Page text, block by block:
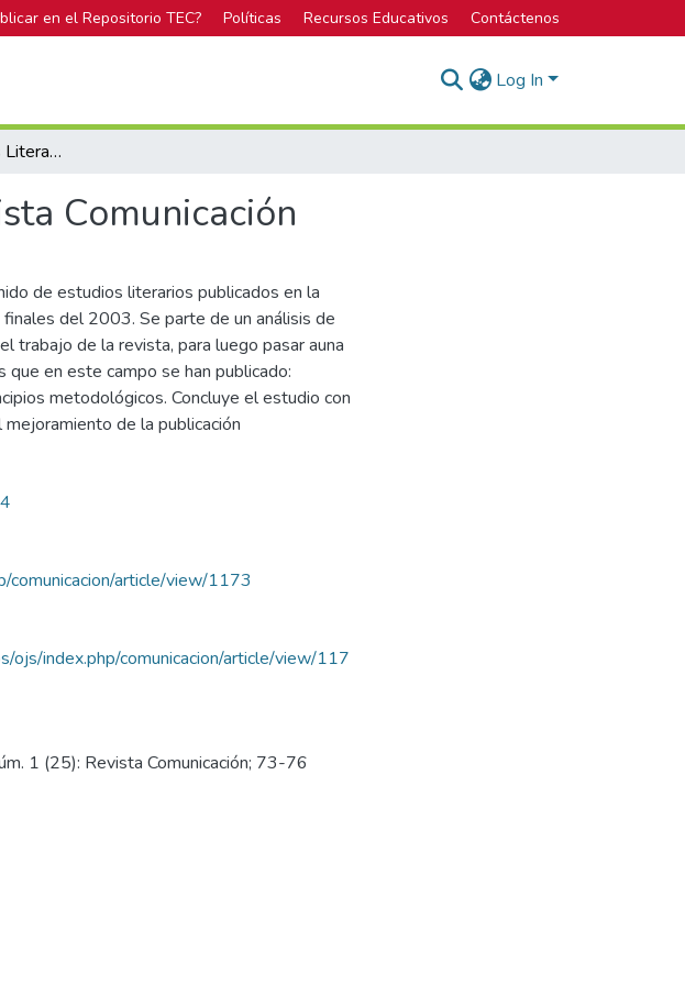
en el Repositorio TEC? Políticas Recursos Educativos Contáctenos
Log In
25 años de Estudios Literarios en la revista Comunicación
Comunicación
de estudios literarios publicados en la
del 2003. Se parte de un análisis de
trabajo de la revista, para luego pasar auna
en este campo se han publicado:
metodológicos. Concluye el estudio con
de la publicación
comunicacion/article/view/1173
ojs/index.php/comunicacion/article/view/117
1 (25): Revista Comunicación; 73-76